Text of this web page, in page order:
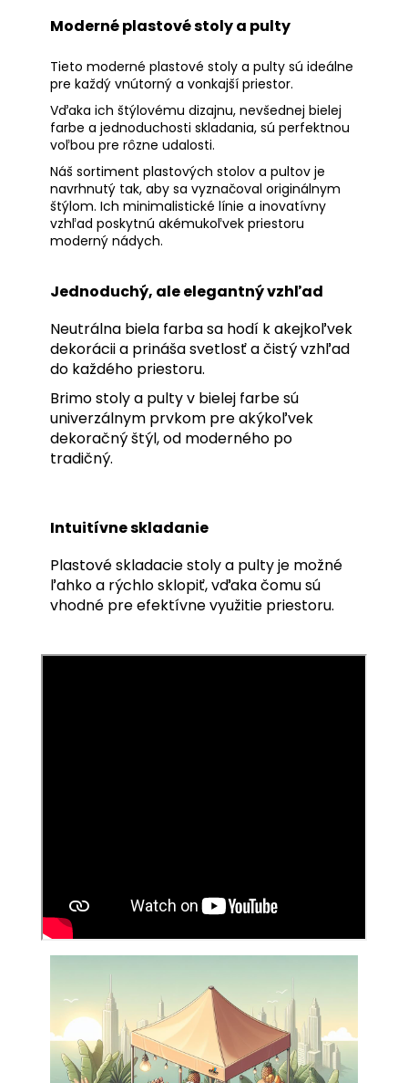
Moderné plastové stoly a pulty
Tieto moderné plastové stoly a pulty sú ideálne
pre každý vnútorný a vonkajší priestor.
Vďaka ich štýlovému dizajnu, nevšednej bielej
farbe a jednoduchosti skladania, sú perfektnou
voľbou pre rôzne udalosti.
Náš sortiment plastových stolov a pultov je
navrhnutý tak, aby sa vyznačoval originálnym
štýlom. Ich minimalistické línie a inovatívny
vzhľad poskytnú akémukoľvek priestoru
moderný nádych.
Jednoduchý, ale elegantný vzhľad
Neutrálna biela farba sa hodí k akejkoľvek
dekorácii a prináša svetlosť a čistý vzhľad
do každého priestoru.
Brimo stoly a pulty v bielej farbe sú
univerzálnym prvkom pre akýkoľvek
dekoračný štýl, od moderného po
tradičný.
Intuitívne skladanie
Plastové skladacie stoly a pulty je možné
ľahko a rýchlo sklopiť, vďaka čomu sú
vhodné pre efektívne využitie priestoru.